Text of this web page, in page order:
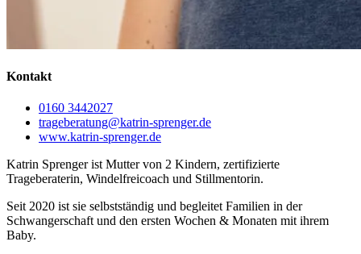
Kontakt
0160 3442027
trageberatung@katrin-sprenger.de
www.katrin-sprenger.de
Katrin Sprenger ist Mutter von 2 Kindern, zertifizierte
Trageberaterin, Windelfreicoach und Stillmentorin.
Seit 2020 ist sie selbstständig und begleitet Familien in der
Schwangerschaft und den ersten Wochen & Monaten mit ihrem
Baby.